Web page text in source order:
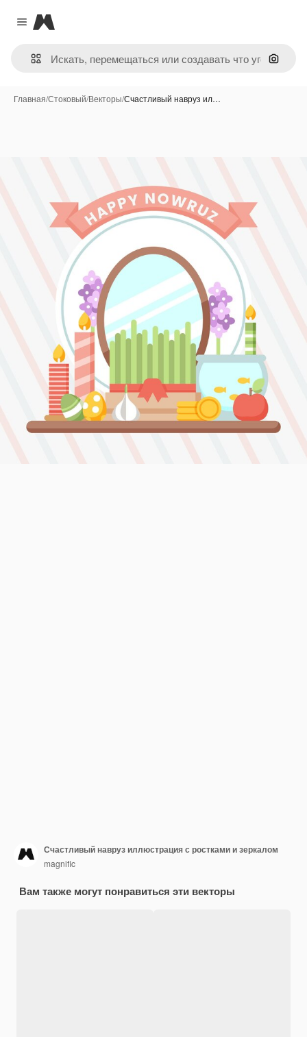
Close menu
Magnific
Поиск
Главная/Стоковый/Векторы/Счастливый навруз ил…
Счастливый навруз иллюстрация с ростками и зеркалом
magnific
Вам также могут понравиться эти векторы